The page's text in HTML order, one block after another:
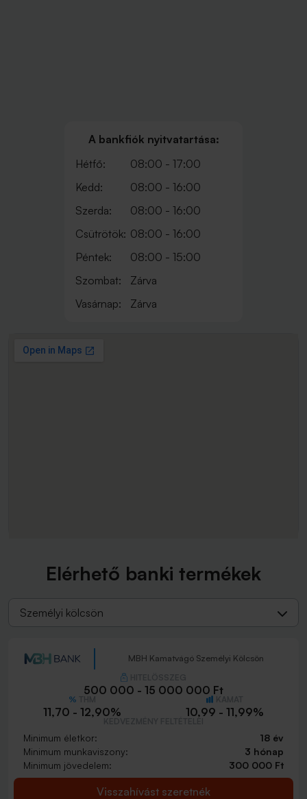
A bankfiók nyitvatartása:
Hétfő:
08:00 - 17:00
Kedd:
08:00 - 16:00
Szerda:
08:00 - 16:00
Csütrötök: 08:00 - 16:00
Péntek:
08:00 - 15:00
Szombat:
Zárva
Vasárnap:
Zárva
Elérhető banki termékek
Személyi kölcsön
MBH Kamatvágó Személyi Kölcsön
500 000 - 15 000 000 Ft
11,70 - 12,90% 10,99 - 11,99%
Minimum életkor:
18 év
Minimum munkaviszony:
3 hónap
Minimum jövedelem:
300 000 Ft
Visszahívást szeretnék